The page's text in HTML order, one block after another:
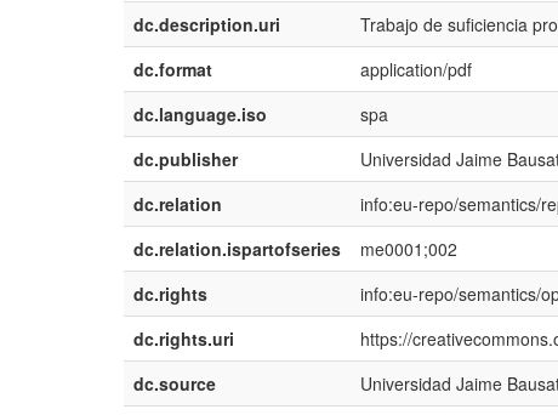
dc.description.uri Trabajo de suficiencia
dc.format
application/pdf
dc.language.iso
spa
dc.publisher
Universidad Jaime
dc.relation
info:eu-repo/semantics/
dc.relation.ispartofseries
me0001;002
dc.rights
info:eu-repo/semantics/
dc.rights.uri
https://
dc.source
Universidad Jaime